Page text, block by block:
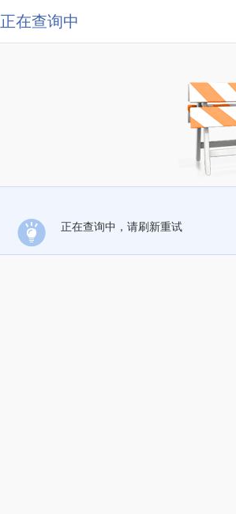
正在查询中
正在查询中，请刷新重试